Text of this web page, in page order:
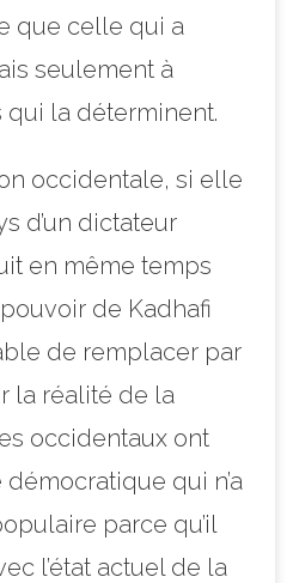
que celle qui a
seulement à
la déterminent.
occidentale, si elle
d’un dictateur
en même temps
de Kadhafi
de remplacer par
la réalité de la
occidentaux ont
qui n’a
parce qu’il
l’état actuel de la